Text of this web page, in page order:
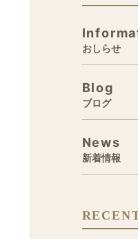
おしらせ
Blog
ブログ
News
新着情報